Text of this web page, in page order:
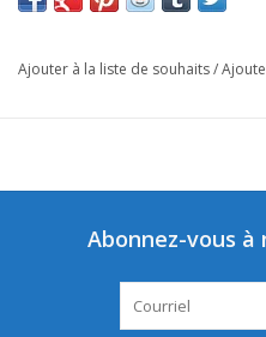
Ajouter à la liste de souhaits/
Abonnez-vous